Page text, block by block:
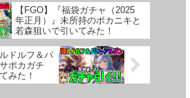
【FGO】『福袋ガチャ（2025
年正月）』未所持のポカニキと
若森狙いで引いてみた！
ドルフ＆パ
ポカガチ
みた！